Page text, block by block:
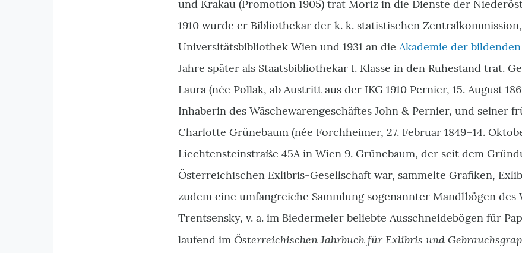
und Krakau (Promotion 1905) trat Moriz in die Dienste der
1910 wurde er Bibliothekar der k. k. statistischen
Universitätsbibliothek Wien und 1931 an die Akademie der
Jahre später als Staatsbibliothekar I. Klasse in den Ruhestand trat.
Laura (née Pollak, ab Austritt aus der IKG 1910 Pernier, 15. August
Inhaberin des Wäschewarengeschäftes John & Pernier, und seiner
Charlotte Grünebaum (née Forchheimer, 27. Februar 1849–14.
Liechtensteinstraße 45A in Wien 9. Grünebaum, der seit dem
Österreichischen Exlibris-Gesellschaft war, sammelte Grafiken,
zudem eine umfangreiche Sammlung sogenannter Mandlbögen des
Trentsensky, v. a. im Biedermeier beliebte Ausschneidebögen für
laufend im Österreichischen Jahrbuch für Exlibris und